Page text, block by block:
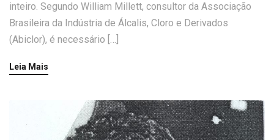
inteiro. Segundo William Millett, consultor da Associação
Brasileira da Indústria de Álcalis, Cloro e Derivados
(Abiclor), é necessário […]
Leia Mais